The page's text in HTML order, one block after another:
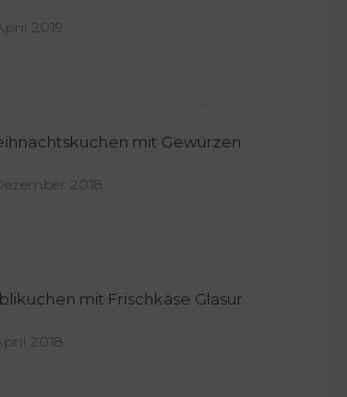
2019
mit Gewürzen
2018
mit Frischkäse Glasur
2018